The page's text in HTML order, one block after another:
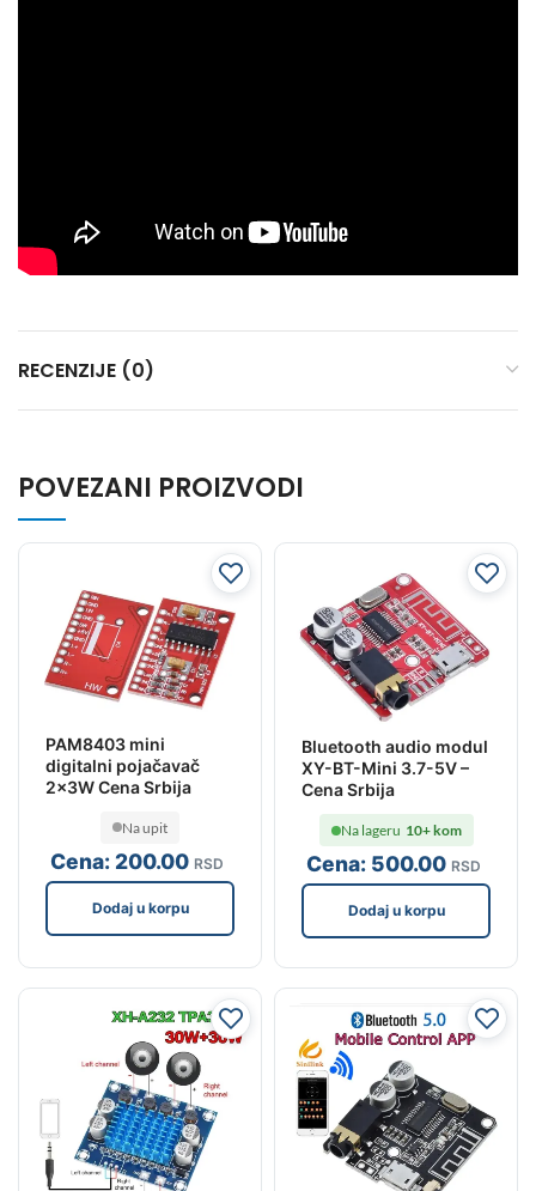
RECENZIJE (0)
POVEZANI PROIZVODI
PAM8403 mini
digitalni pojačavač
2x3W Cena Srbija
Cena: 200.00 RSD
Na upit
Dodaj u korpu
Bluetooth audio modul
XY-BT-Mini 3.7-5V –
Cena Srbija
Cena: 500.00 RSD
Na lageru 10+ kom
Dodaj u korpu